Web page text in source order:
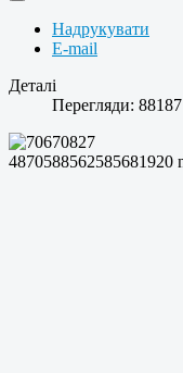
Надрукувати
E-mail
Деталі
Перегляди: 88187